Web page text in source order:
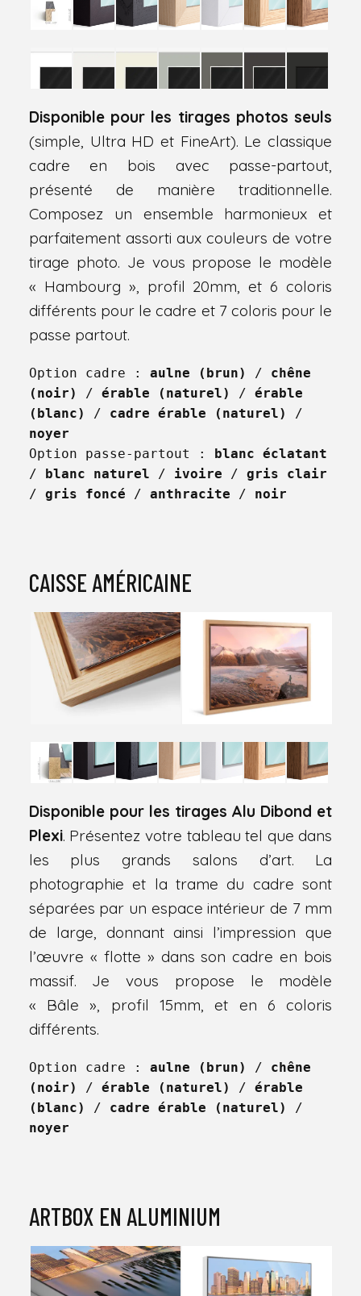
Disponible pour les tirages photos seuls
(simple, Ultra HD et FineArt). Le classique
cadre en bois avec passe-partout,
présenté de manière traditionnelle.
Composez un ensemble harmonieux et
parfaitement assorti aux couleurs de votre
tirage photo. Je vous propose le modèle
« Hambourg », profil 20mm, et 6 coloris
différents pour le cadre et 7 coloris pour le
passe partout.
Option cadre : aulne (brun) / chêne
(noir)
/ érable (naturel) / érable
(blanc)
/ cadre érable (naturel)
noyer
Option passe-partout : blanc éclatant
/ blanc naturel / ivoire / gris clair
/ gris foncé / anthracite / noir
CAISSE AMÉRICAINE
Disponible pour les tirages Alu Dibond et
Plexi. Présentez votre tableau tel que dans
les plus grands salons d’art. La
photographie et la trame du cadre sont
séparées par un espace intérieur de 7 mm
de large, donnant ainsi l’impression que
l’œuvre « flotte » dans son cadre en bois
massif. Je vous propose le modèle
« Bâle », profil 15mm, et en 6 coloris
différents.
Option cadre : aulne (brun) / chêne
(noir)
/ érable (naturel) / érable
(blanc)
/ cadre érable (naturel)
noyer
ARTBOX EN ALUMINIUM